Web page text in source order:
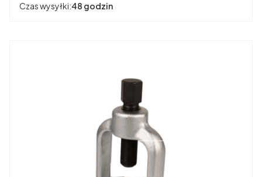
Czas wysyłki:48 godzin